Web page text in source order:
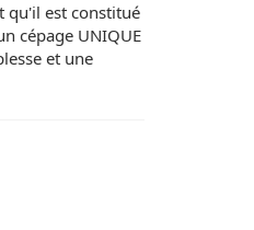
qu'il est constitué
cépage UNIQUE
et une